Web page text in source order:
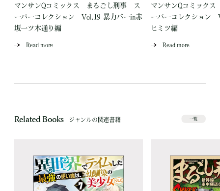
マンサンQコミックス まるごし刑事 ス
ーパーコレクション Vol.19 暴力バーin赤
坂一ツ木通り編
Read more
マンサンQコミック
ーパーコレクション
ヒミツ編
Read more
Related Books ジャンルの関連書籍 一覧